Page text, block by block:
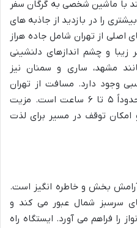
با ماشین شخصی به گرگان سفر
را در بازدید از جاذبه های
اصلی از تهران شامل جاده هراز
و چشم اندازهای دلنشینی
مشهد، ساری و سمنان نیز
وجود دارد. مسافت از تهران
حدود ۴۰۰ کیلومتر و زمان سفر حدوداً ۵ تا ۶ ساعت است. مزیت
توقف در مسیر برای لذت
آرامش بخش و خاطره انگیز است.
سرسبز شمال عبور می کند و
را فراهم می آورد. ایستگاه راه